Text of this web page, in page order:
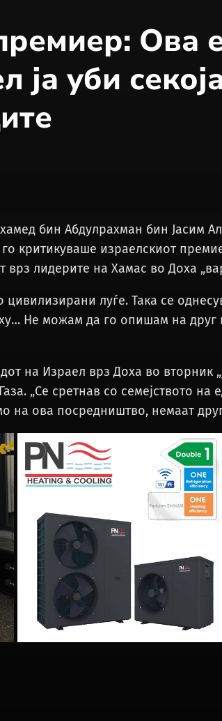
Ова
ја уби
бин Абдулрахман бин Јасим
критикуваше израелскиот
врз лидерите на Хамас во Доха
луѓе. Така се
Не можам да го опишам на друг
на Израел врз Доха во вторник
„Се сретнав со семејството на
на ова посредништво, немаат